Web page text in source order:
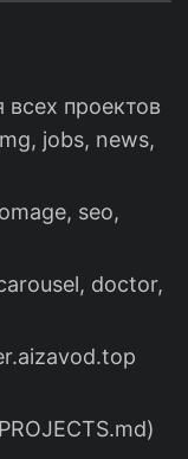
проектов
jobs, news,
seo,
doctor,